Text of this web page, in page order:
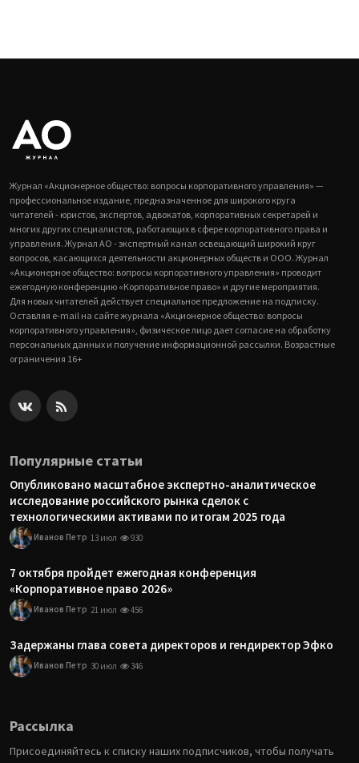
Журнал «Акционерное общество: вопросы корпоративного управления» —
профессиональное издание, предназначенное для широкого круга
читателей - юристов, экспертов, адвокатов, корпоративных секретарей и
многих других специалистов, работающих в сфере корпоративного права и
управления. Журнал АО - экспертный канал освещающий широкий круг
вопросов, касающихся деятельности акционерных обществ и ООО. Журнал
«Акционерное общество: вопросы корпоративного управления» проводит
ежегодную конференцию «Корпоративное право» и другие мероприятия.
Для новых читателей действует специальное предложение на подписку.
Оставляя e-mail на сайте журнала «Акционерное общество: вопросы
корпоративного управления», физическое лицо дает согласие на обработку
персональных данных и получение информационной рассылки. Возрастные
ограничения 16+
Популярные статьи
Опубликовано масштабное экспертно-аналитическое
исследование российского рынка сделок с
технологическими активами по итогам 2025 года
Иванов Петр 13 июл 930
7 октября пройдет ежегодная конференция
«Корпоративное право 2026»
Иванов Петр 21 июл 456
Задержаны глава совета директоров и гендиректор Эфко
Иванов Петр 30 июл 346
Рассылка
Присоединяйтесь к списку наших подписчиков, чтобы получать